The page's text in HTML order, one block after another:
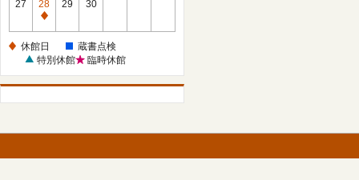
27
28
休
日
29 30
休館日
蔵書点検
特別休館
臨時休館